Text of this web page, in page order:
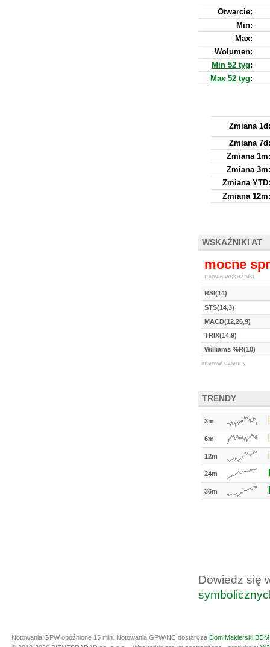
Otwarcie:
Min:
Max:
Wolumen:
Min 52 tyg:
Max 52 tyg:
Zmiana 1d:
Zmiana 7d:
Zmiana 1m:
Zmiana 3m:
Zmiana YTD:
Zmiana 12m:
WSKAŹNIKI AT
mocne
mówią wskaźniki
RSI(14)
STS(14,3)
MACD(12,26,9)
TRIX(14,9)
Williams %R(10)
interwał dzienny
TRENDY
3m
6m
12m
24m
36m
Dowiedz się
Notowania GPW opóźnione 15 min. Notowania GPW/NC dostarcza Dom Maklerski